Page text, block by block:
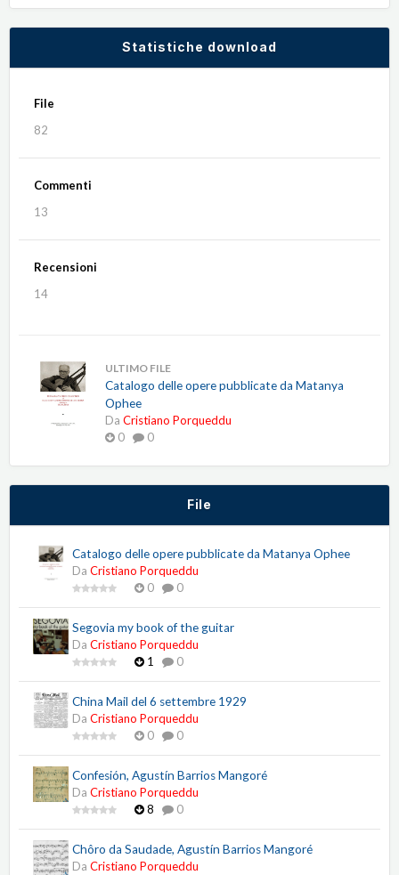
Statistiche download
File
82
Commenti
13
Recensioni
14
ULTIMO FILE
Catalogo delle opere pubblicate da Matanya
Ophee
Da Cristiano Porqueddu
0
0
File
Catalogo delle opere pubblicate da Matanya Ophee
Da Cristiano Porqueddu
0
0
Segovia my book of the guitar
Da Cristiano Porqueddu
1
0
China Mail del 6 settembre 1929
Da Cristiano Porqueddu
0
0
Confesión, Agustín Barrios Mangoré
Da Cristiano Porqueddu
8
0
Chôro da Saudade, Agustín Barrios Mangoré
Da Cristiano Porqueddu